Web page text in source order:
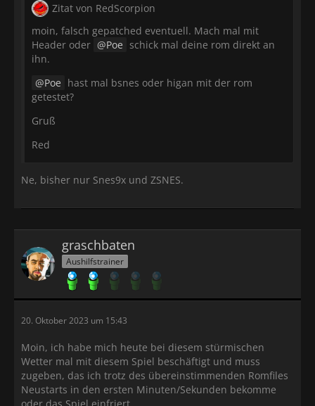
Zitat von RedScorpion
moin, falsch gepatched eventuell. Mach mal mit
Header oder
Poe schick mal deine rom direkt an
ihn.
Poe hast mal bsnes oder higan mit der rom
getestet?
Gruß
Red
Ne, bisher nur Snes9x und ZSNES.
graschbaten
Aushilfstrainer
20. Oktober 2023 um 15:43
Moin, ich habe mich heute bei diesem stürmischen
Wetter mal mit diesem Spiel beschäftigt und muss
zugeben, das ich trotz des übereinstimmenden Romfiles
Neustarts in den ersten Minuten/Sekunden bekomme
oder das Spiel einfriert.